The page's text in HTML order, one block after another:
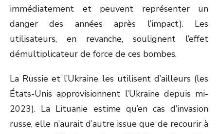
immédiatement et peuvent représenter un
danger des années après l’impact). Les
utilisateurs, en revanche, soulignent l’effet
démultiplicateur de force de ces bombes.
La Russie et l’Ukraine les utilisent d’ailleurs (les
États-Unis approvisionnent l’Ukraine depuis mi-
2023). La Lituanie estime qu’en cas d’invasion
russe, elle n’aurait d’autre issue que de recourir à